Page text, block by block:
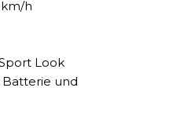
h
Look
und